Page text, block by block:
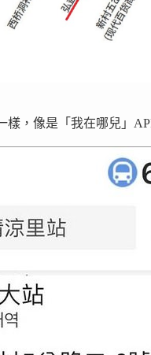
樣，像是「我在哪兒」